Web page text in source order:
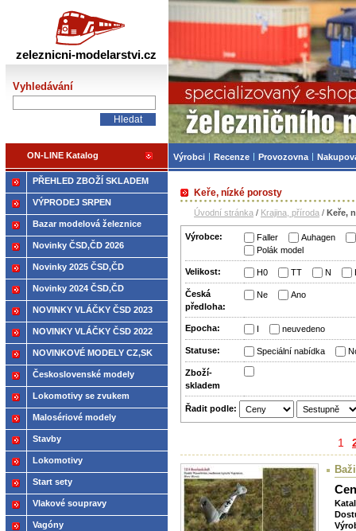
Keře, nízké porosty
Úvodní stránka / Krajina, příroda / Keře,
Výrobce: Faller
Auhagen
Polák model
Velikost: H0 TT N
Česká
předloha:
Ne Ano
Epocha: I neuvedeno
Statuse: Speciální nabídka
Zboží­
skladem
Řadit podle:
1
PŘEHLED ZBOŽÍ SKLADEM
VÝPRODEJ SRPEN
Bazar modelová železnice
Novinky ČSD,ČD 2026
Novinky 2025 ČSD,ČD
Novinky 2024 ČSD,ČD
NOVINKY VLÁČKY ČSD 2023
NOVINKY VLÁČKY ČSD 2022
NOVINKOVÉ MODELY CZ,SK
2021
Československé modely
ČSD,ČD
Lokomotivy se zvukem
Malosériové modely
Stavby
Lokomotivy
Start sety
Vlakové soupravy
Vagóny
zeleznicni-modelarstvi.cz
Vyhledávání
ON-LINE Katalog
Železniční
Výrobci Recenze Provozovna